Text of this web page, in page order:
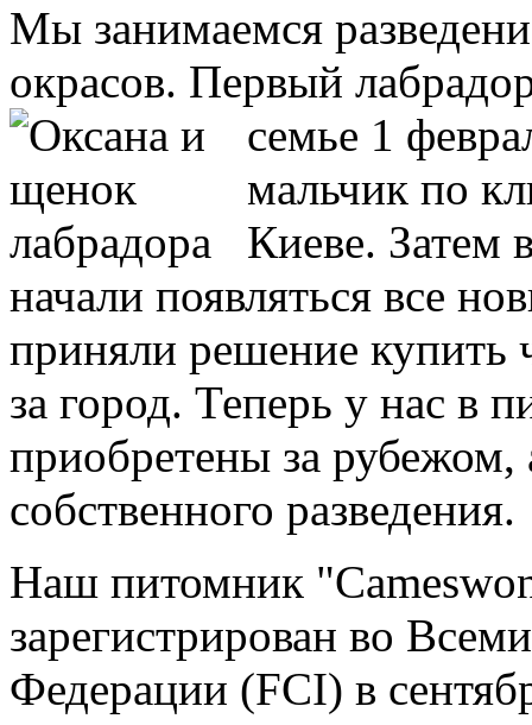
Мы занимаемся
окрасов. Первый
семье 1
мальчик по
Киеве. Затем
начали появляться все
приняли решение купить
за город. Теперь у нас в
приобретены за рубежом,
собственного разведения.
Наш питомник
зарегистрирован во
Федерации (FCI) в